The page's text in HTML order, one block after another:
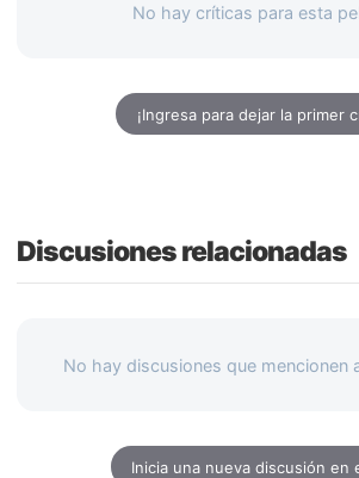
No hay críticas para esta
¡Ingresa para dejar la primer
Discusiones relacionadas
No hay discusiones que mencionen
Inicia una nueva discusión en